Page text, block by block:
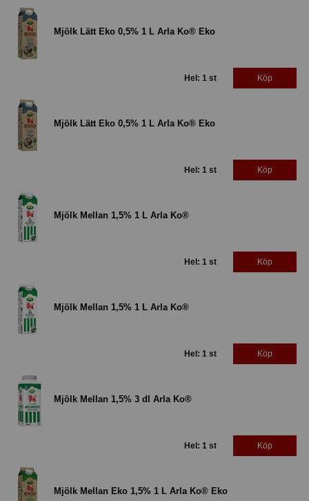
Mjölk Lätt Eko 0,5% 1 L Arla Ko® Eko
Hel: 1 st Köp
Mjölk Lätt Eko 0,5% 1 L Arla Ko® Eko
Hel: 1 st Köp
Mjölk Mellan 1,5% 1 L Arla Ko®
Hel: 1 st Köp
Mjölk Mellan 1,5% 1 L Arla Ko®
Hel: 1 st Köp
Mjölk Mellan 1,5% 3 dl Arla Ko®
Hel: 1 st Köp
Mjölk Mellan Eko 1,5% 1 L Arla Ko® Eko